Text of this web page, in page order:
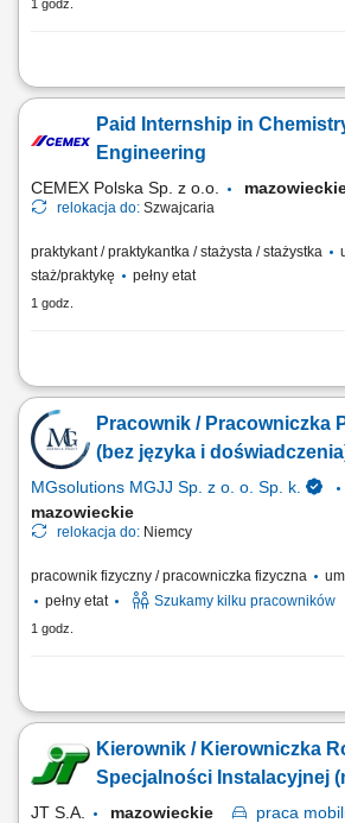
1 godz.
Montaż systemów magazynowych typu self
materiałów. Dbanie o jakość oraz terminową
Wykonywanie zadań zgodnie z harmonogramem
Paid Internship in
Engineering
CEMEX Polska Sp. z o.o.
relokacja do: Szwajcaria
praktykant / praktykantka / stażysta / stażystka
staż/praktykę
pełny etat
1 godz.
Position purpose The Global Operations and
(GO&T) is a core team inside Cemex Innovation
Switzerland. The GO&T team handles and / or
technology related projects of the company
two folded: On one hand it...
Pracownik / Pracowniczka
(bez języka i
MGsolutions MGJJ Sp. z o. o. Sp. k.
mazowieckie
relokacja do: Niemcy
pracownik fizyczny / pracowniczka fizyczna
pełny etat
Szukamy kilku pracowników
1 godz.
Opis stanowiska: Realizowanie lekkich
zabezpieczanie oraz pakowanie asortymentu
wysyłkową; Pomocnicza obsługa maszyn i
Kierownik / Kierowniczka
Specjalności Instalacyjnej
JT S.A. mazowieckie praca